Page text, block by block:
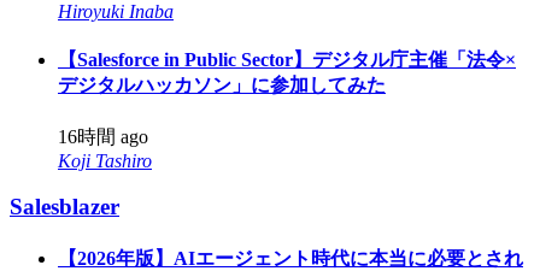
Hiroyuki Inaba
【Salesforce in Public Sector】デジタル庁主催「法令×
デジタルハッカソン」に参加してみた
16時間 ago
Koji Tashiro
Salesblazer
【2026年版】AIエージェント時代に本当に必要とされ